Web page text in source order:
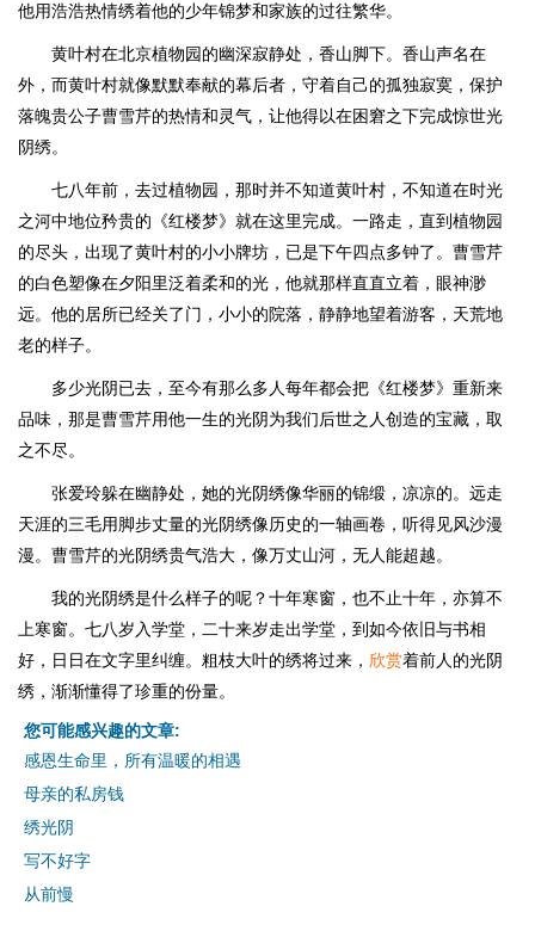
他用浩浩热情绣着他的少年锦梦和家族的过往繁华。
黄叶村在北京植物园的幽深寂静处，香山脚下。香山声名在
外，而黄叶村就像默默奉献的幕后者，守着自己的孤独寂寞，保护
落魄贵公子曹雪芹的热情和灵气，让他得以在困窘之下完成惊世光
阴绣。
七八年前，去过植物园，那时并不知道黄叶村，不知道在时光
之河中地位矜贵的《红楼梦》就在这里完成。一路走，直到植物园
的尽头，出现了黄叶村的小小牌坊，已是下午四点多钟了。曹雪芹
的白色塑像在夕阳里泛着柔和的光，他就那样直直立着，眼神渺
远。他的居所已经关了门，小小的院落，静静地望着游客，天荒地
老的样子。
多少光阴已去，至今有那么多人每年都会把《红楼梦》重新来
品味，那是曹雪芹用他一生的光阴为我们后世之人创造的宝藏，取
之不尽。
张爱玲躲在幽静处，她的光阴绣像华丽的锦缎，凉凉的。远走
天涯的三毛用脚步丈量的光阴绣像历史的一轴画卷，听得见风沙漫
漫。曹雪芹的光阴绣贵气浩大，像万丈山河，无人能超越。
我的光阴绣是什么样子的呢？十年寒窗，也不止十年，亦算不
上寒窗。七八岁入学堂，二十来岁走出学堂，到如今依旧与书相
好，日日在文字里纠缠。粗枝大叶的绣将过来， 欣赏着前人的光阴
绣，渐渐懂得了珍重的份量。
您可能感兴趣的文章:
感恩生命里，所有温暖的相遇
母亲的私房钱
绣光阴
写不好字
从前慢